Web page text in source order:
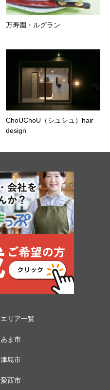
万寿園・ルグラン
ChoUChoU（シュシュ）hair
design
エリア一覧
あま市
津島市
愛西市